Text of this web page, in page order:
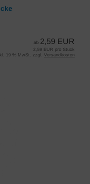
ab 2,59 EUR
2,59 EUR pro Stück
19 % MwSt. zzgl. Versandkosten